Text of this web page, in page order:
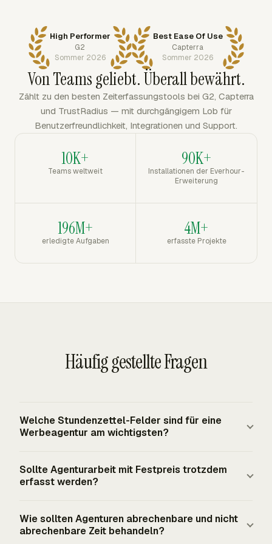
High Performer
G2
Sommer 2026
Best Ease Of Use
Capterra
Sommer 2026
Von Teams geliebt. Überall bewährt.
Zählt zu den besten Zeiterfassungstools bei G2, Capterra
und TrustRadius — mit durchgängigem Lob für
Benutzerfreundlichkeit, Integrationen und Support.
10K+
Teams weltweit
90K+
Installationen der Everhour-
Erweiterung
196M+
erledigte Aufgaben
4M+
erfasste Projekte
Häufig gestellte Fragen
Welche Stundenzettel-Felder sind für eine
Werbeagentur am wichtigsten?
Aufgabe, Person, Rolle, Datum, Stunden, abrechenbarer
Account Management, Produktion, Mediaplanung und
Media Buying. Diese Struktur ermöglicht es Managern,
Sollte Agenturarbeit mit Festpreis trotzdem
erfasst werden?
Deliverables ohne Rücksicht auf die Arbeitszeit der
Wie sollten Agenturen abrechenbare und nicht
abrechenbare Zeit behandeln?